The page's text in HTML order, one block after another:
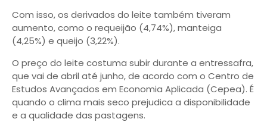
Com isso, os derivados do leite também tiveram
aumento, como o requeijão (4,74%), manteiga
(4,25%) e queijo (3,22%).
O preço do leite costuma subir durante a entressafra,
que vai de abril até junho, de acordo com o Centro de
Estudos Avançados em Economia Aplicada (Cepea). É
quando o clima mais seco prejudica a disponibilidade
e a qualidade das pastagens.